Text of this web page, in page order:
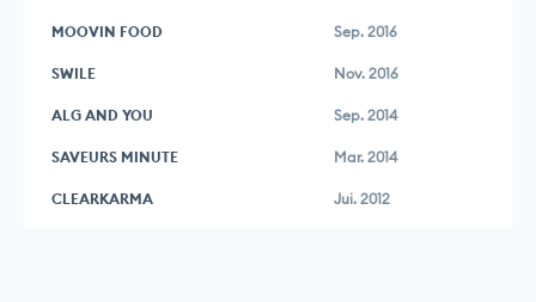
MOOVIN FOOD Sep. 2016
SWILE Nov. 2016
ALG AND YOU Sep. 2014
SAVEURS MINUTE Mar. 2014
CLEARKARMA Jui. 2012